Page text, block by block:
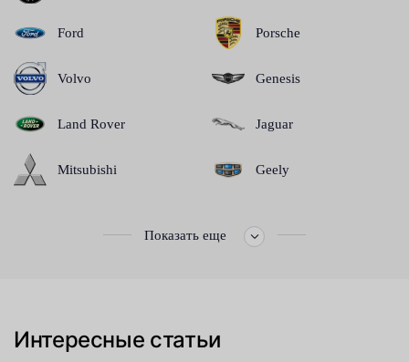
Ford
Volvo
Land Rover
Mitsubishi
Porsche
Genesis
Jaguar
Geely
Показать еще
Интересные статьи